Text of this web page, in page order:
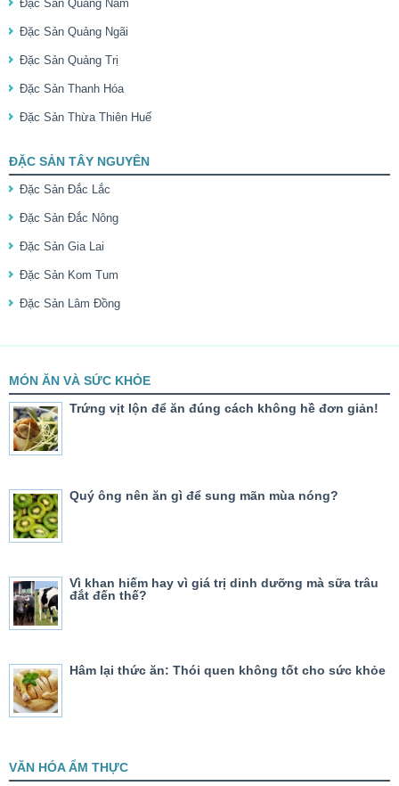
Đặc Sản Quảng Nam
Đặc Sản Quảng Ngãi
Đặc Sản Quảng Trị
Đặc Sản Thanh Hóa
Đặc Sản Thừa Thiên Huế
ĐẶC SẢN TÂY NGUYÊN
Đặc Sản Đắc Lắc
Đặc Sản Đắc Nông
Đặc Sản Gia Lai
Đặc Sản Kom Tum
Đặc Sản Lâm Đồng
MÓN ĂN VÀ SỨC KHỎE
Trứng vịt lộn để ăn đúng cách không hề đơn giản!
Quý ông nên ăn gì để sung mãn mùa nóng?
Vì khan hiếm hay vì giá trị dinh dưỡng mà sữa trâu
đắt đến thế?
Hâm lại thức ăn: Thói quen không tốt cho sức khỏe
VĂN HÓA ẨM THỰC